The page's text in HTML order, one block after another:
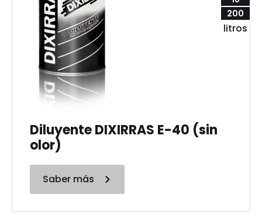
200
litros
Diluyente DIXIRRAS E-40 (sin
olor)
Saber más